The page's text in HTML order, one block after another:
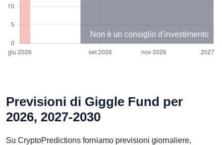
Non è un consiglio d'investimento
Previsioni di Giggle Fund per
2026, 2027-2030
Su CryptoPredictions forniamo previsioni giornaliere,